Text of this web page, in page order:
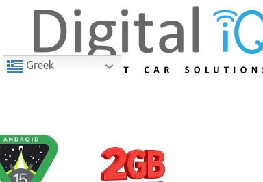
Greek
17% Έκπτωση